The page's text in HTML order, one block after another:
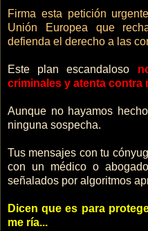
Firma esta petición
Unión Europea que
defienda el derecho a las
Este plan escandaloso
criminales y atenta contra
Aunque no hayamos
ninguna sospecha.
Tus mensajes con tu
con un médico o
señalados por algoritmos
Dicen que es para
me ría...